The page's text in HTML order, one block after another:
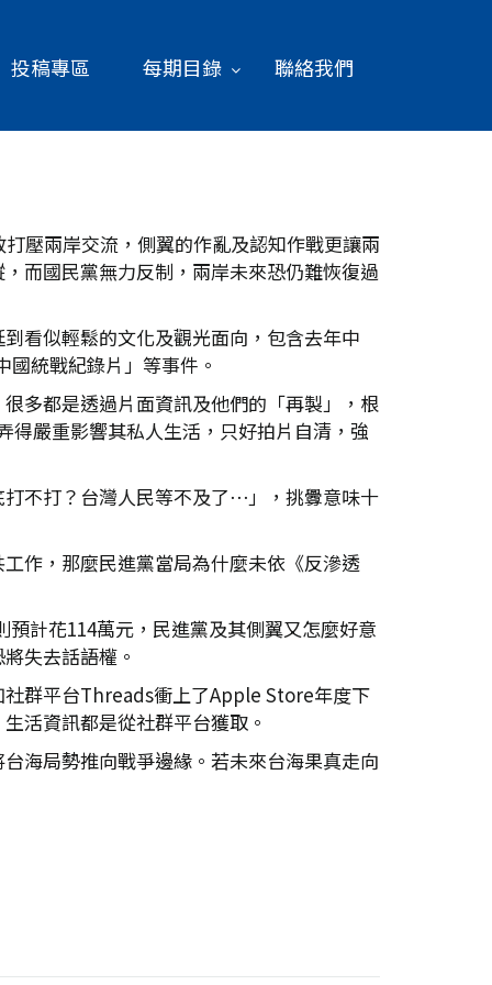
投稿專區 每期目錄 聯絡我們
壓兩岸交流，側翼的作亂及認知作戰更讓兩
而國民黨無力反制，兩岸未來恐仍難恢復過
看似輕鬆的文化及觀光面向，包含去年中
統戰紀錄片」等事件。
多都是透過片面資訊及他們的「再製」，根
嚴重影響其私人生活，只好拍片自清，強
不打？台灣人民等不及了⋯」，挑釁意味十
作，那麼民進黨當局為什麼未依《反滲透
計花114萬元，民進黨及其側翼又怎麼好意
失去話語權。
社群平台Threads衝上了Apple Store年度下
活資訊都是從社群平台獲取。
海局勢推向戰爭邊緣。若未來台海果真走向